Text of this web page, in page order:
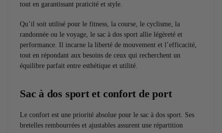
tout en garantissant praticité et style.
Qu’il soit utilisé pour le fitness, la course, le cyclisme, la
randonnée ou le voyage, le sac à dos sport allie légèreté et
performance. Il incarne la liberté de mouvement et l’efficacité,
tout en répondant aux besoins de ceux qui recherchent un
équilibre parfait entre esthétique et utilité.
Sac à dos sport et confort de port
Le confort est une priorité absolue pour le sac à dos sport. Ses
bretelles rembourrées et ajustables assurent une répartition